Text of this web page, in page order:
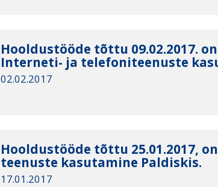
Hooldustööde tõttu 09.02.2017.
Interneti- ja telefoniteenuste
02.02.2017
Hooldustööde tõttu 25.01.2017,
teenuste kasutamine Paldiskis.
17.01.2017